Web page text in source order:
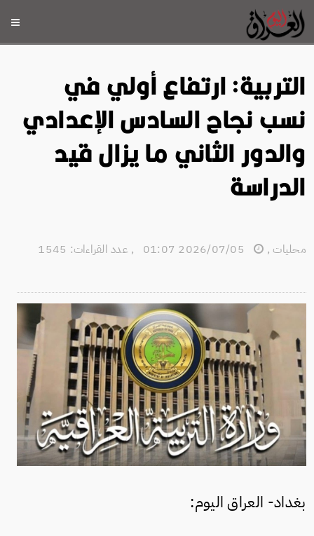
التربية: ارتفاع أولي في
نسب نجاح السادس الإعدادي
والدور الثاني ما يزال قيد
الدراسة
محليات ,
, عدد القراءات: 1545
بغداد- العراق اليوم: